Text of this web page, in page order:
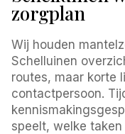
zorgplan
Wij houden
Schelluinen
routes, maar korte
contactpersoon.
speelt, welke